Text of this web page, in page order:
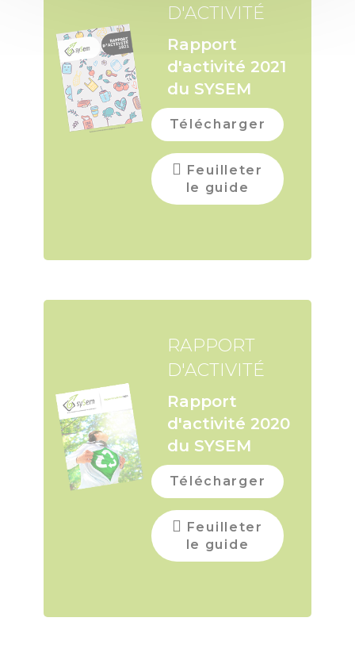
D'ACTIVITÉ
Rapport
d'activité 2021
du SYSEM
Feuilleter
le guide
Télécharger
RAPPORT
D'ACTIVITÉ
Rapport
d'activité 2020
du SYSEM
Feuilleter
le guide
Télécharger